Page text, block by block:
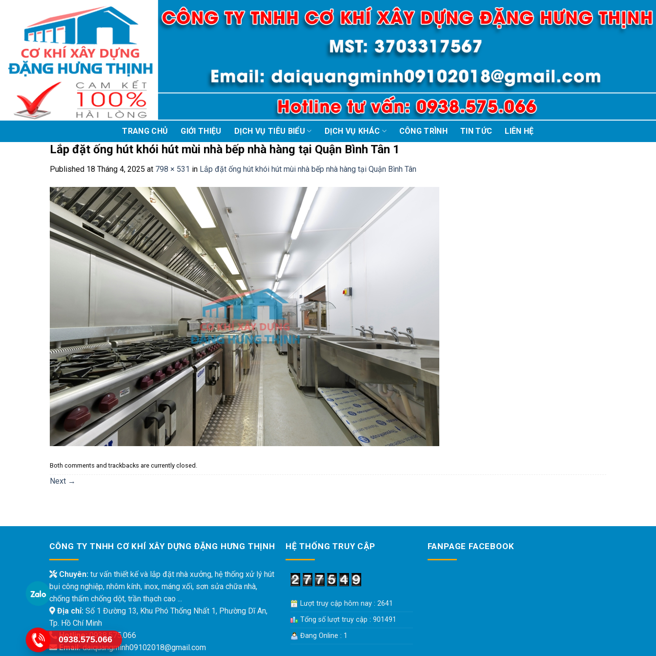
content
TRANG CHỦ GIỚI THIỆU DỊCH VỤ TIÊU BIỂU DỊCH VỤ KHÁC CÔNG TRÌNH TIN TỨC LIÊN HỆ
Lắp đặt ống hút khói hút mùi nhà bếp nhà hàng tại Quận Bình Tân 1
Published 18 Tháng 4, 2025 at 798 × 531 in Lắp đặt ống hút khói hút mùi nhà bếp nhà hàng tại Quận Bình Tân
Both comments and trackbacks are currently closed.
Next →
CÔNG TY TNHH CƠ KHÍ XÂY DỰNG ĐẶNG HƯNG THỊNH
Chuyên:tư vấn thiết kế và lắp đặt nhà xưởng, hệ thống xử lý hút
bụi công nghiệp, nhôm kính, inox, máng xối, sơn sửa chữa nhà,
chống thấm chống dột, trần thạch cao ...
Địa chỉ:Số 1 Đường 13, Khu Phó Thống Nhất 1, Phường Dĩ An,
Tp. Hồ Chí Minh
Hotline:0938.575.066
Email:daiquangminh09102018@gmail.com
HỆ THỐNG TRUY CẬP
Lượt truy cập hôm nay : 2641
Tổng số lượt truy cập : 901491
Đang Online : 1
FANPAGE FACEBOOK
0938.575.066